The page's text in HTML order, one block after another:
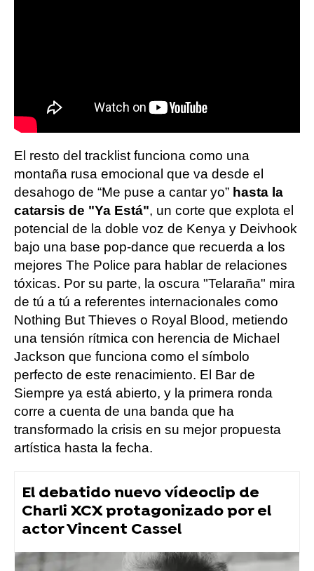
El resto del tracklist funciona como una
montaña rusa emocional que va desde el
desahogo de “Me puse a cantar yo” hasta la
catarsis de "Ya Está", un corte que explota el
potencial de la doble voz de Kenya y Deivhook
bajo una base pop-dance que recuerda a los
mejores The Police para hablar de relaciones
tóxicas. Por su parte, la oscura "Telaraña" mira
de tú a tú a referentes internacionales como
Nothing But Thieves o Royal Blood, metiendo
una tensión rítmica con herencia de Michael
Jackson que funciona como el símbolo
perfecto de este renacimiento. El Bar de
Siempre ya está abierto, y la primera ronda
corre a cuenta de una banda que ha
transformado la crisis en su mejor propuesta
artística hasta la fecha.
El debatido nuevo vídeoclip de
Charli XCX protagonizado por el
actor Vincent Cassel